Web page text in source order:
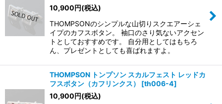
10,900円(税込)
THOMPSONのシンプルな山切りスクエアーシェ
イプのカフスボタン。 袖口のさり気ないアクセン
トとしておすすめです。 自分用としてはもちろ
ん、プレゼントとしても喜ばれますよ。
THOMPSON トンプソン スカルフェスト レッドカ
フスボタン（カフリンクス）
[th006-4]
10,900円(税込)